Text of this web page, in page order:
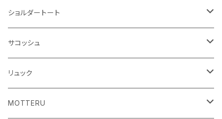
アクリル雑貨
ジュートコットン
キャンパス
不織布
コットン
デニム
ポリエステル
不織布
オーガニックコットン
シーチング
10oz
フェアトレードコットン
コットンリネン
ジュートコットン
ショルダートート
オーガニックコットン
コットンリネン
再生ファブリック
サコッシュ
オーガニックコットン
フェアトレードコットン
リュック
コットン
MOTTERU